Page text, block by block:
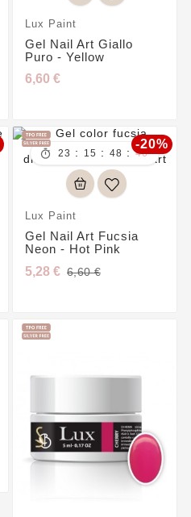
Lux Paint
Gel Nail Art Giallo
Puro - Yellow
6,60 €
 23 : 15 : 48 : 45
Lux Paint
Gel Nail Art Fucsia
Neon - Hot Pink
5,28 €
-20%
6,60 €